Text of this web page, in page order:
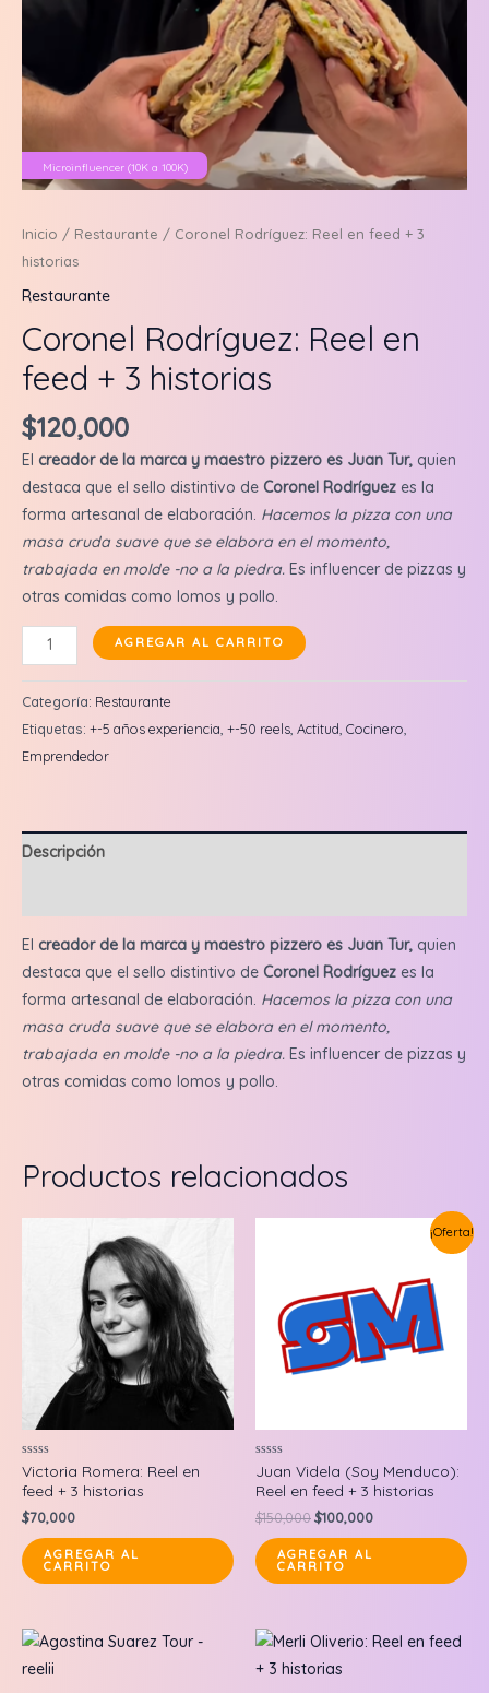
Microinfluencer (10K a 100K)
Inicio / Restaurante / Coronel Rodríguez: Reel en feed + 3
historias
Restaurante
Coronel Rodríguez: Reel en
feed + 3 historias
$120,000
El creador de la marca y maestro pizzero es Juan Tur, quien
destaca que el sello distintivo de Coronel Rodríguez es la
forma artesanal de elaboración. Hacemos la pizza con una
masa cruda suave que se elabora en el momento,
trabajada en molde -no a la piedra. Es influencer de pizzas y
otras comidas como lomos y pollo.
Coronel
Rodríguez:
Reel
en
feed
historias
cantidad
AGREGAR AL CARRITO
Categoría: Restaurante
Etiquetas: +-5 años experiencia +-50 reels Actitud Cocinero
Emprendedor
Descripción
El creador de la marca y maestro pizzero es Juan Tur, quien
destaca que el sello distintivo de Coronel Rodríguez es la
forma artesanal de elaboración. Hacemos la pizza con una
masa cruda suave que se elabora en el momento,
trabajada en molde -no a la piedra. Es influencer de pizzas y
otras comidas como lomos y pollo.
Productos relacionados
Valorado
en
0
de
5
Victoria Romera: Reel en
feed + 3 historias
$70,000
AGREGAR AL
CARRITO
¡Oferta!
Valorado
en
0
5
Juan Videla (Soy Menduco):
Reel en feed + 3 historias
$150,000Original
was:
$150,000.
$100,000Current
AGREGAR AL
CARRITO